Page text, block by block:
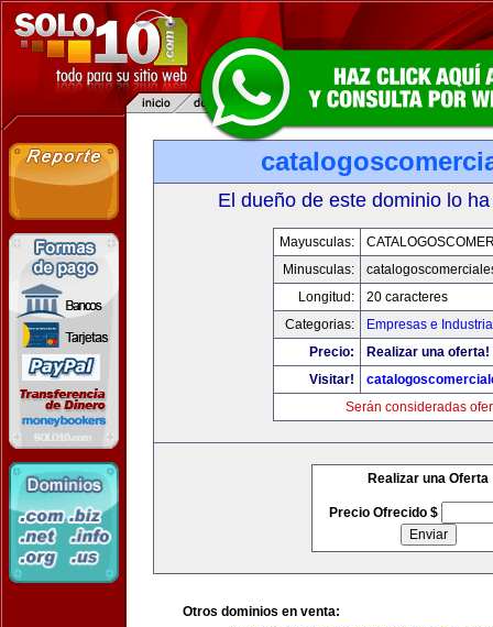
El dueño de este dominio lo
Mayusculas:
Minusculas:
Longitud:
20 caracteres
Categorias:
Empresas e
Precio:
Realizar una oferta!
Visitar!
Serán consideradas
Realizar una Oferta
Precio Ofrecido $
Otros dominios en venta: